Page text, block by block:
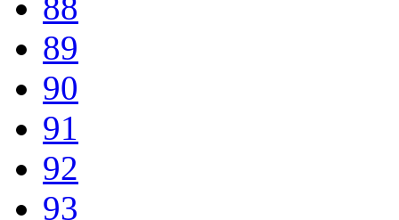
89
90
91
92
93